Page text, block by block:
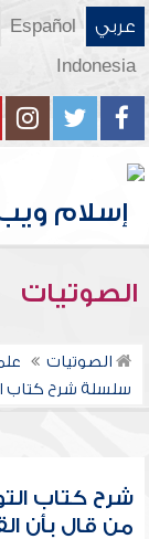
عربي Español
Indonesia
الصوتيات
الصوتيات
سلسلة شرح كتاب
شرح كتاب
من قال بأن